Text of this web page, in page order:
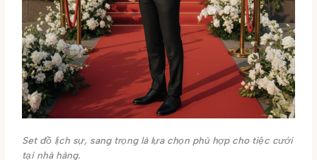
Set đồ lịch sự, sang trọng là lựa chọn phù hợp cho tiệc cưới
tại nhà hàng.